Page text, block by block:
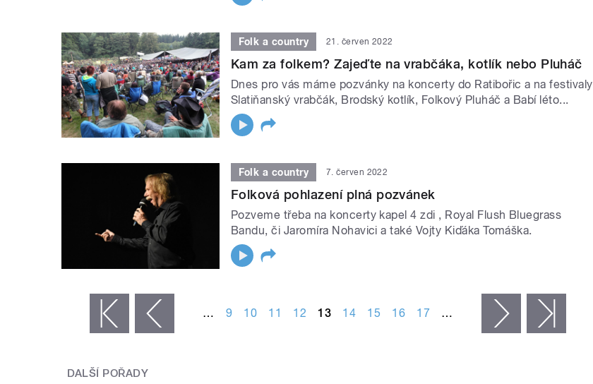
Folk a country 21. červen 2022
Kam za folkem? Zajeďte na vrabčáka, kotlík nebo Pluháč
Dnes pro vás máme pozvánky na koncerty do Ratibořic a na festivaly
Slatiňanský vrabčák, Brodský kotlík, Folkový Pluháč a Babí léto...
Folk a country 7. červen 2022
Folková pohlazení plná pozvánek
Pozveme třeba na koncerty kapel 4 zdi , Royal Flush Bluegrass
Bandu, či Jaromíra Nohavici a také Vojty Kiďáka Tomáška.
‹ předchozí … 9 10 11 12 13 14 15 16 17 … následující ›
DALŠÍ POŘADY